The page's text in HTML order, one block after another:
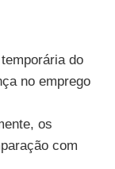
do
no emprego
os
com